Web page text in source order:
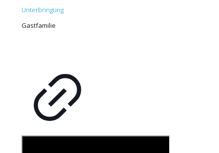
Unterbringung
Gastfamilie